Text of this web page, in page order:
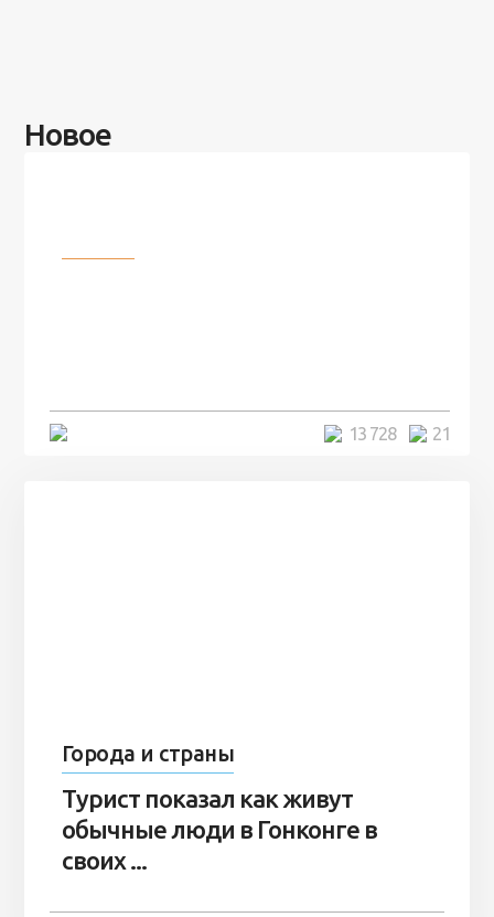
Новое
21
13 728
Города и страны
Турист показал как живут
обычные люди в Гонконге в
своих ...